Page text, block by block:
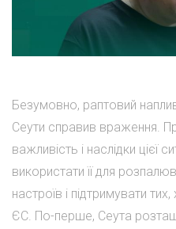
Безумовно, раптовий
Сеути справив враження.
важливість і наслідки цієї
використати її для
настроїв і підтримувати
ЄС. По-перше, Сеута